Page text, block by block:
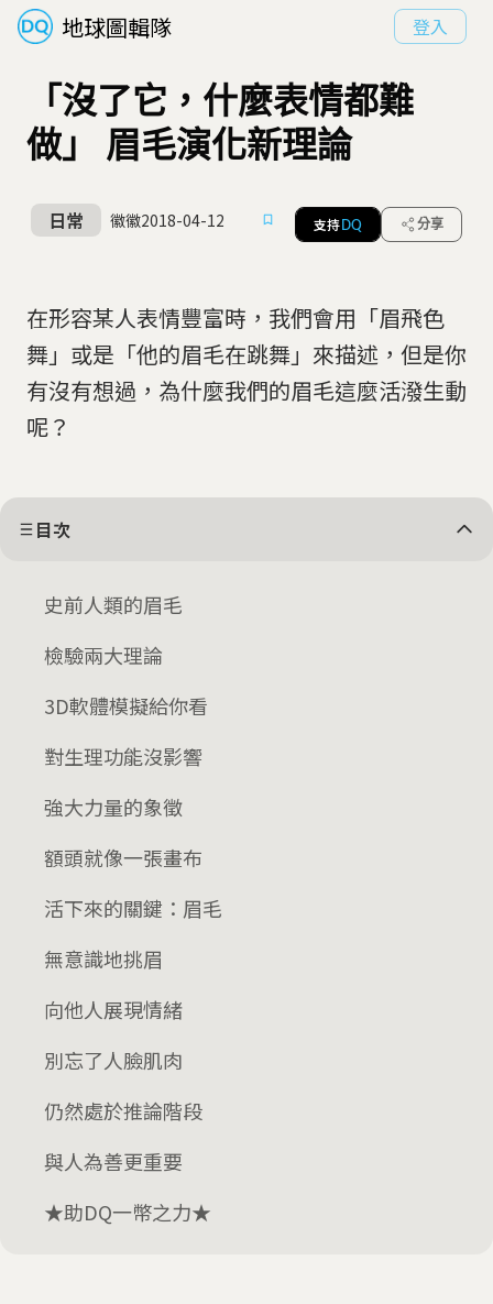
地球圖輯隊 登入
「沒了它，什麼表情都難
做」 眉毛演化新理論
日常 徽徽2018-04-12 支持 DQ 分享
在形容某人表情豐富時，我們會用「眉飛色
舞」或是「他的眉毛在跳舞」來描述，但是你
有沒有想過，為什麼我們的眉毛這麼活潑生動
呢？
目次
史前人類的眉毛
檢驗兩大理論
3D軟體模擬給你看
對生理功能沒影響
強大力量的象徵
額頭就像一張畫布
活下來的關鍵：眉毛
無意識地挑眉
向他人展現情緒
別忘了人臉肌肉
仍然處於推論階段
與人為善更重要
★助DQ一幣之力★